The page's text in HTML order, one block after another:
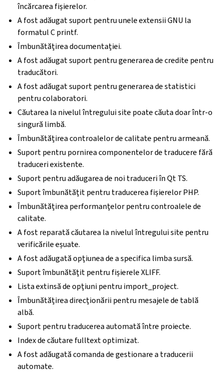
încărcarea fișierelor.
A fost adăugat suport pentru unele extensii GNU la
formatul C printf.
Îmbunătățirea documentației.
A fost adăugat suport pentru generarea de credite pentru
traducători.
A fost adăugat suport pentru generarea de statistici
pentru colaboratori.
Căutarea la nivelul întregului site poate căuta doar într-o
singură limbă.
Îmbunătățirea controalelor de calitate pentru armeană.
Suport pentru pornirea componentelor de traducere fără
traduceri existente.
Suport pentru adăugarea de noi traduceri în Qt TS.
Suport îmbunătățit pentru traducerea fișierelor PHP.
Îmbunătățirea performanțelor pentru controalele de
calitate.
A fost reparată căutarea la nivelul întregului site pentru
verificările eșuate.
A fost adăugată opțiunea de a specifica limba sursă.
Suport îmbunătățit pentru fișierele XLIFF.
Lista extinsă de opțiuni pentru import_project.
Îmbunătățirea direcționării pentru mesajele de tablă
albă.
Suport pentru traducerea automată între proiecte.
Index de căutare fulltext optimizat.
A fost adăugată comanda de gestionare a traducerii
automate.